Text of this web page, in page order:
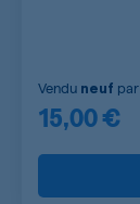
15,00 €
Vendu neuf par